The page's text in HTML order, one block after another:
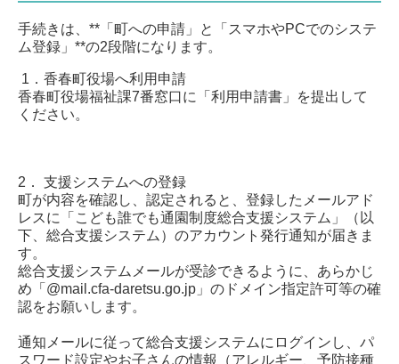
手続きは、**「町への申請」と「スマホやPCでのシステ
ム登録」**の2段階になります。
1． 香春町役場へ利用申請
香春町役場福祉課7番窓口に「利用申請書」を提出して
ください。
2． 支援システムへの登録
町が内容を確認し、認定されると、登録したメールアド
レスに「こども誰でも通園制度総合支援システム」（以
下、総合支援システム）のアカウント発行通知が届きま
す。
総合支援システムメールが受診できるように、あらかじ
め「@mail.cfa-daretsu.go.jp」のドメイン指定許可等の確
認をお願いします。
通知メールに従って総合支援システムにログインし、パ
スワード設定やお子さんの情報（アレルギー、予防接種